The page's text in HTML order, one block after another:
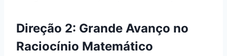
Direção 2: Grande Avanço no
Raciocínio Matemático